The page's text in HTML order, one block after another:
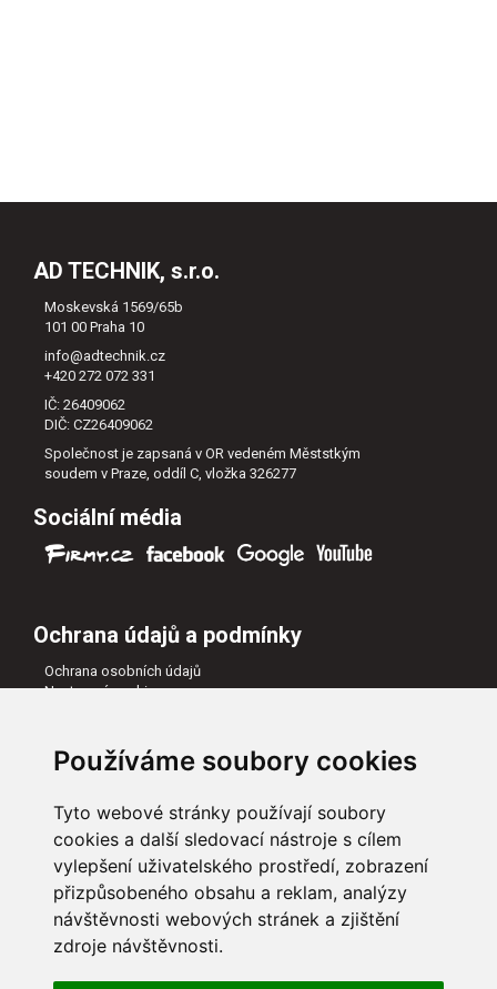
Používáme soubory cookies
Tyto webové stránky používají soubory
cookies a další sledovací nástroje s cílem
vylepšení uživatelského prostředí, zobrazení
přizpůsobeného obsahu a reklam, analýzy
návštěvnosti webových stránek a zjištění
zdroje návštěvnosti.
AD TECHNIK, s.r.o.
Moskevská 1569/65b
101 00 Praha 10
info@adtechnik.cz
+420 272 072 331
IČ: 26409062
DIČ: CZ26409062
Společnost je zapsaná v OR vedeném Měststkým
soudem v Praze, oddíl C, vložka 326277
Sociální média
Ochrana údajů a podmínky
Ochrana osobních údajů
Nastavení cookies
Naši partneři